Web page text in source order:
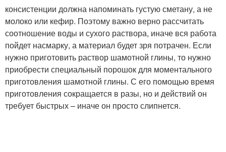
консистенции должна напоминать густую сметану, а не
молоко или кефир. Поэтому важно верно рассчитать
соотношение воды и сухого раствора, иначе вся работа
пойдет насмарку, а материал будет зря потрачен. Если
нужно приготовить раствор шамотной глины, то нужно
приобрести специальный порошок для моментального
приготовления шамотной глины. С его помощью время
приготовления сокращается в разы, но и действий он
требует быстрых – иначе он просто слипнется.